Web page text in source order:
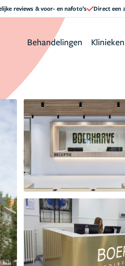
reviews & voor- en nafoto’s Direct een
Behandelingen Klinieken